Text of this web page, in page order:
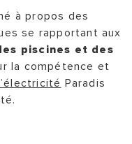
à propos des
se rapportant aux
piscines et des
la compétence et
Paradis